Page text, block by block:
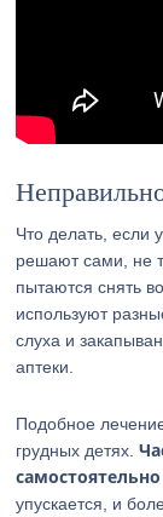
Что делать, если
решают сами, не
пытаются снять
используют
слуха и
аптеки.
Подобное
грудных детях.
упускается, и